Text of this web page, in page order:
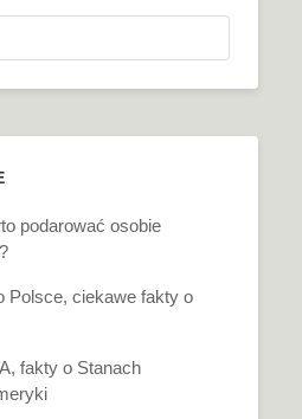
podarować osobie
Polsce, ciekawe fakty o
fakty o Stanach